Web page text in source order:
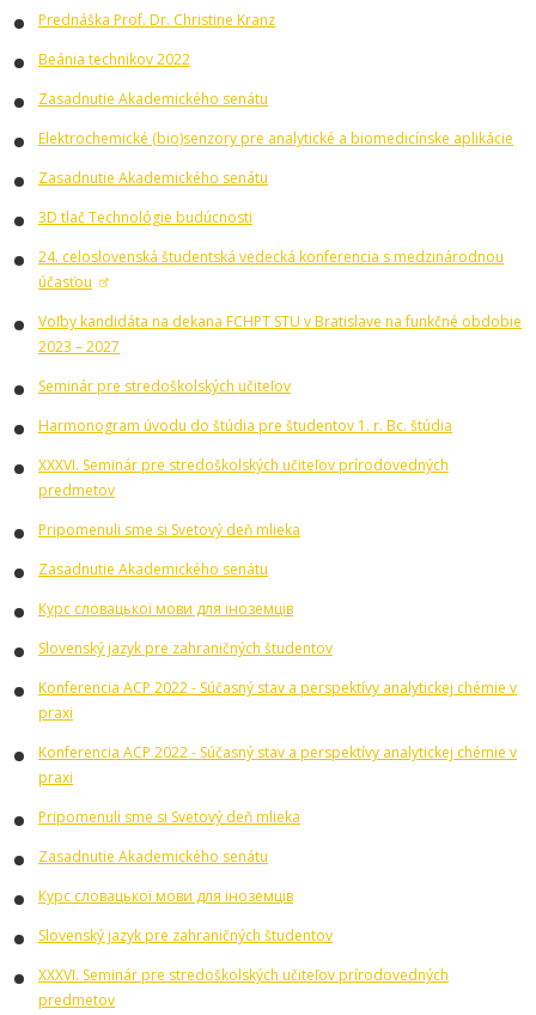
Prednáška Prof. Dr. Christine Kranz
Beánia technikov 2022
Zasadnutie Akademického senátu
Elektrochemické (bio)senzory pre analytické a biomedicínske aplikácie
Zasadnutie Akademického senátu
3D tlač Technológie budúcnosti
24. celoslovenská študentská vedecká konferencia s medzinárodnou
účasťou
Voľby kandidáta na dekana FCHPT STU v Bratislave na funkčné obdobie
2023 – 2027
Seminár pre stredoškolských učiteľov
Harmonogram úvodu do štúdia pre študentov 1. r. Bc. štúdia
XXXVI. Seminár pre stredoškolských učiteľov prírodovedných
predmetov
Pripomenuli sme si Svetový deň mlieka
Zasadnutie Akademického senátu
Курс словацької мови для іноземців
Slovenský jazyk pre zahraničných študentov
Konferencia ACP 2022 - Súčasný stav a perspektívy analytickej chémie v
praxi
Konferencia ACP 2022 - Súčasný stav a perspektívy analytickej chémie v
praxi
Pripomenuli sme si Svetový deň mlieka
Zasadnutie Akademického senátu
Курс словацької мови для іноземців
Slovenský jazyk pre zahraničných študentov
XXXVI. Seminár pre stredoškolských učiteľov prírodovedných
predmetov